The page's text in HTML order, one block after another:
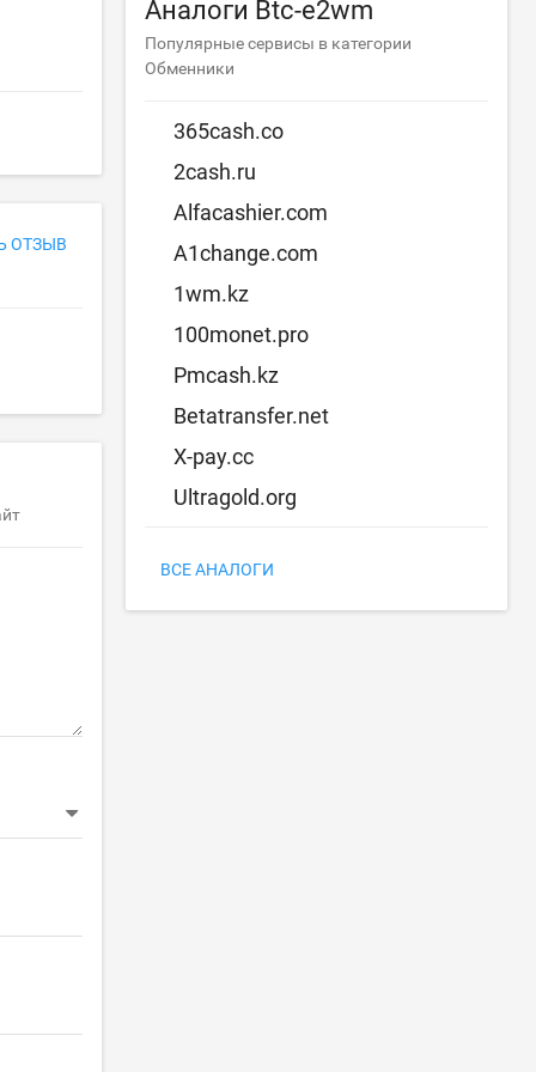
ОТЗЫВ
Аналоги Btc-e2wm
Популярные сервисы в категории
Обменники
365cash.co
2cash.ru
Alfacashier.com
A1change.com
1wm.kz
100monet.pro
Pmcash.kz
Betatransfer.net
X-pay.cc
Ultragold.org
ВСЕ АНАЛОГИ